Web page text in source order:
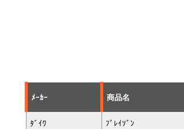
ﾒｰｶｰ 商品名
ﾀﾞｲﾜ ﾌﾞﾚｲｿﾞﾝ